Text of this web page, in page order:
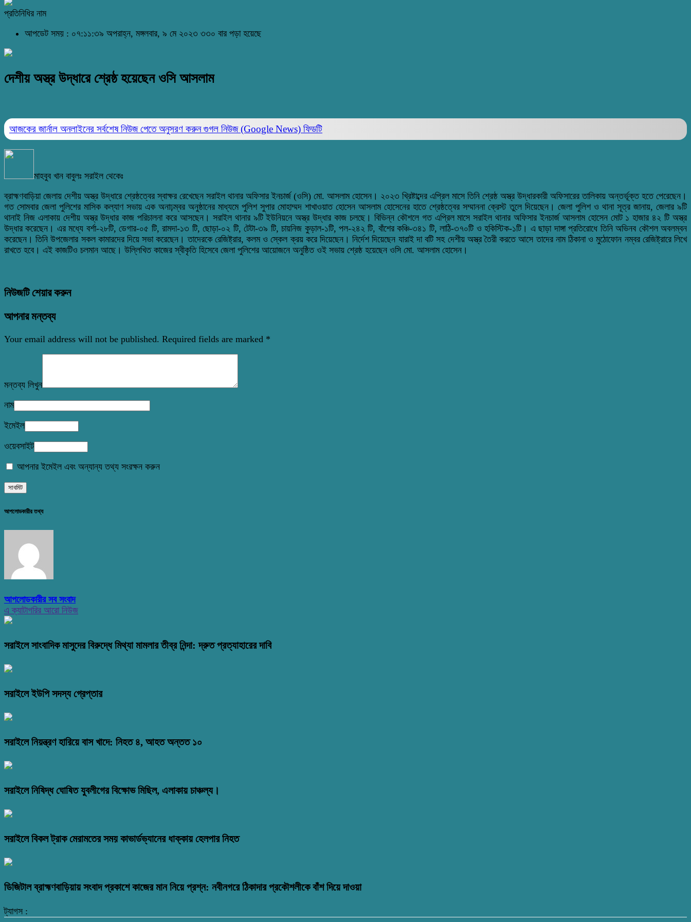
প্রতিনিধির নাম
আপডেট সময় : ০৭:১১:৩৯ অপরাহ্ন, মঙ্গলবার, ৯ মে ২০২৩ ৩৩০ বার পড়া হয়েছে
দেশীয় অস্ত্র উদ্ধারে শ্রেষ্ঠ হয়েছেন ওসি আসলাম
আজকের জার্নাল অনলাইনের সর্বশেষ নিউজ পেতে অনুসরণ করুনগুগল নিউজ (Google News) ফিডটি
মাহবুব খান বাবুলঃ সরাইল থেকেঃ
ব্রাহ্মণবাড়িয়া জেলায় দেশীয় অস্ত্র উদ্ধারে শ্রেষ্ঠত্বের স্বাক্ষর রেখেছেন সরাইল থানার অফিসার ইনচার্জ (ওসি) মো. আসলাম হোসেন। ২০২৩ খ্রিষ্টাব্দের এপ্রিল মাসে তিনি শ্রেষ্ঠ অস্ত্র উদ্ধারকারী অফিসারের তালিকায় অন্তর্ভূক্ত হতে পেরেছেন।
গত সোমবার জেলা পুলিশের মাসিক কল্যাণ সভায় এক অনাঢ়ম্বর অনুষ্ঠানের মাধ্যমে পুলিশ সুপার মোহাম্মদ শাখাওয়াত হোসেন আসলাম হোসেনের হাতে শ্রেষ্ঠত্বের সম্মাননা ক্রেস্ট তুলে দিয়েছেন। জেলা পুলিশ ও থানা সূত্র জানায়, জেলার ৯টি
থানাই নিজ এলাকায় দেশীয় অস্ত্র উদ্ধার কাজ পরিচালনা করে আসছেন। সরাইল থানার ৯টি ইউনিয়নে অস্ত্র উদ্ধার কাজ চলছে। বিভিন্ন কৌশলে গত এপ্রিল মাসে সরাইল থানার অফিসার ইনচার্জ আসলাম হোসেন মোট ১ হাজার ৪২ টি অস্ত্র
উদ্ধার করেছেন। এর মধ্যে বর্শা-২৮টি, ডেগার-০৫ টি, রামদা-১৩ টি, ছোড়া-০২ টি, টেটা-৩৯ টি, চায়নিজ কুড়াল-১টি, পল-২৪২ টি, বাঁশের কঞ্চি-৩৪১ টি, লাঠি-৩৭০টি ও হকিস্টিক-১টি। এ ছাড়া দাঙ্গা প্রতিরোধে তিনি অভিনব কৌশল অবলম্বন
করেছেন। তিনি উপজেলার সকল কামারদের দিয়ে সভা করেছেন। তাদেরকে রেজিষ্ট্রার, কলম ও স্কেল ক্রয় করে দিয়েছেন। নির্দেশ দিয়েছেন যারাই দা বটি সহ দেশীয় অস্ত্র তৈরী করতে আসে তাদের নাম ঠিকানা ও মুঠোফোন নম্বর রেজিষ্ট্রারে লিখে
রাখতে হবে। এই কাজটিও চলমান আছে। উল্লিখিত কাজের স্বীকৃতি হিসেবে জেলা পুলিশের আয়োজনে অনুষ্ঠিত ওই সভায় শ্রেষ্ঠ হয়েছেন ওসি মো. আসলাম হোসেন।
নিউজটি শেয়ার করুন
আপনার মন্তব্য
Your email address will not be published. Required fields are marked *
মন্তব্য লিখুন
নাম
ইমেইল
ওয়েবসাইট
আপনার ইমেইল এবং অন্যান্য তথ্য সংরক্ষন করুন
আপলোডকারীর তথ্য
আপলোডকারীর সব সংবাদ
এ ক্যাটাগরির আরো নিউজ
সরাইলে সাংবাদিক মাসুদের বিরুদ্ধে মিথ্যা মামলার তীব্র নিন্দা: দ্রুত প্রত্যাহারের দাবি
সরাইলে ইউপি সদস্য গ্রেপ্তার
সরাইলে নিয়ন্ত্রণ হারিয়ে বাস খাদে: নিহত ৪, আহত অন্তত ১০
সরাইলে নিষিদ্ধ ঘোষিত যুবলীগের বিক্ষোভ মিছিল, এলাকায় চাঞ্চল্য।
সরাইলে বিকল ট্রাক মেরামতের সময় কাভার্ডভ্যানের ধাক্কায় হেলপার নিহত
ডিজিটাল ব্রাহ্মণবাড়িয়ায় সংবাদ প্রকাশে কাজের মান নিয়ে প্রশ্ন: নবীনগরে ঠিকাদার প্রকৌশলীকে বাঁশ দিয়ে দাওয়া
ট্যাগস :